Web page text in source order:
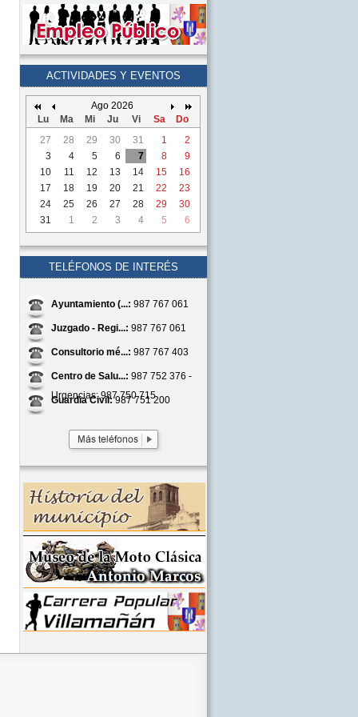
ACTIVIDADES Y EVENTOS
Ago 2026
Lu
Ma Mi Ju Vi Sa
Do
27
28 29 30 31 1
2
3
4 5 6 7 8
9
10
11 12 13 14 15
16
17
18 19 20 21 22
23
24
25 26 27 28 29
30
31
1 2 3 4 5 6
TELÉFONOS DE INTERÉS
Ayuntamiento (...: 987 767 061
Juzgado - Regi...: 987 767 061
Consultorio mé...: 987 767 403
Centro de Salu...: 987 752 376 -
Urgencias: 987 750 715
Guardia Civil:987 751 200